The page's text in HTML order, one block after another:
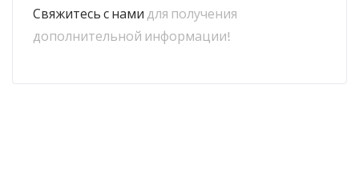
Свяжитесь с нами для получения
дополнительной информации!